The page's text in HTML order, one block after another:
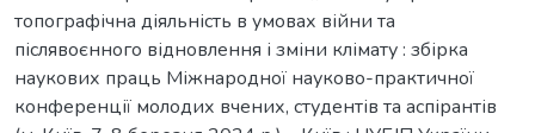
топографічна діяльність в умовах війни та
післявоєнного відновлення і зміни клімату : збірка
наукових праць Міжнародної науково-практичної
конференції молодих вчених, студентів та аспірантів